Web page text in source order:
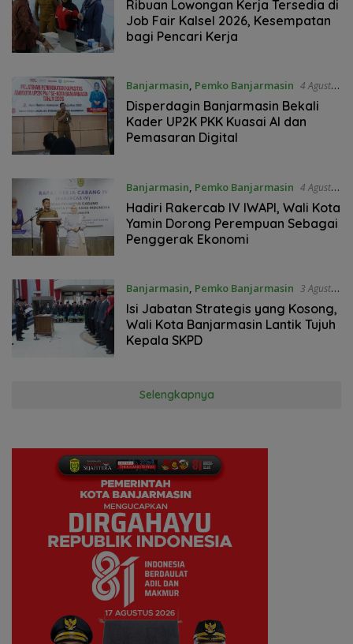
Ribuan Lowongan Kerja Tersedia di
Job Fair Kalsel 2026, Kesempatan
bagi Pencari Kerja
Banjarmasin, Pemko Banjarmasin 4 Agustus
2026
Disperdagin Banjarmasin Bekali
Kader UP2K PKK Kuasai AI dan
Pemasaran Digital
Banjarmasin, Pemko Banjarmasin 4 Agustus
2026
Hadiri Rakercab IV IWAPI, Wali Kota
Yamin Dorong Perempuan Sebagai
Penggerak Ekonomi
Banjarmasin, Pemko Banjarmasin 3 Agustus
2026
Isi Jabatan Strategis yang Kosong,
Wali Kota Banjarmasin Lantik Tujuh
Kepala SKPD
Selengkapnya